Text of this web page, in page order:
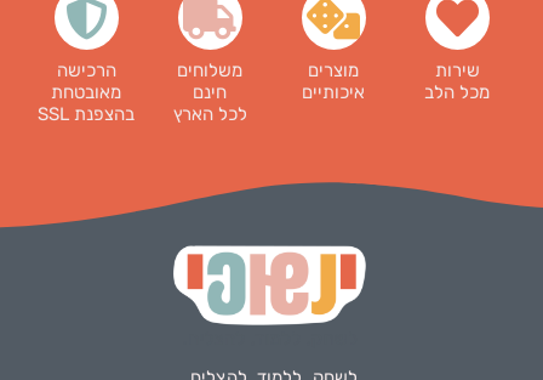
שירות
מכל הלב
מוצרים
איכותיים
משלוחים
חינם
לכל הארץ
הרכישה
מאובטחת
בהצפנת SSL